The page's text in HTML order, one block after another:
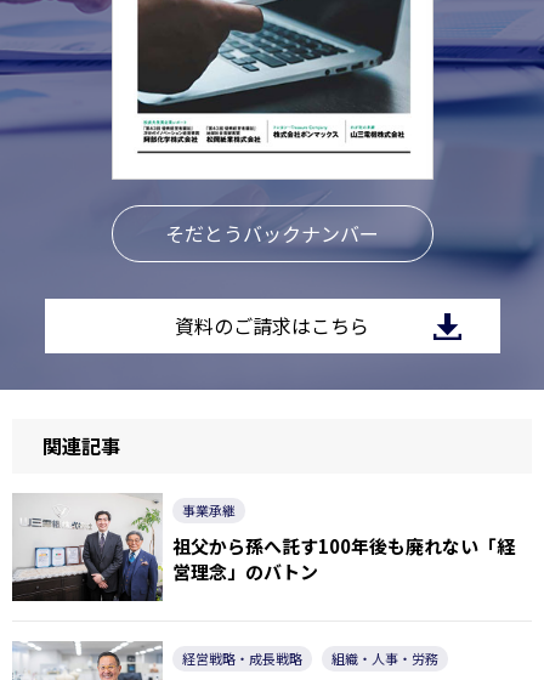
そだとうバックナンバー
資料のご請求はこちら
関連記事
事業承継
祖父から孫へ託す100年後も廃れない「経
営理念」のバトン
経営戦略・成長戦略 組織・人事・労務